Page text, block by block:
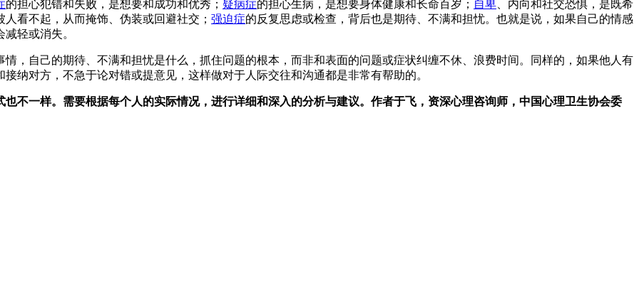
的担心犯错和失败，是想要和成功和优秀； 疑病症的担心生病，是想要身体健康和长命百岁； 自卑 、内向和社交恐惧，是既希
看不起，从而掩饰、伪装或回避社交； 强迫症的反复思虑或检查，背后也是期待、不满和担忧。也就是说，如果自己的情感
轻或消失。
，自己的期待、不满和担忧是什么，抓住问题的根本，而非和表面的问题或症状纠缠不休、浪费时间。同样的，如果他人有
纳对方，不急于论对错或提意见，这样做对于人际交往和沟通都是非常有帮助的。
不一样。需要根据每个人的实际情况，进行详细和深入的分析与建议。作者于飞，资深心理咨询师，中国心理卫生协会委